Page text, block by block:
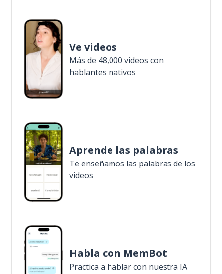
Ve videos
Más de 48,000 videos con
hablantes nativos
Aprende las palabras
Te enseñamos las palabras de los
videos
Habla con MemBot
Practica a hablar con nuestra IA